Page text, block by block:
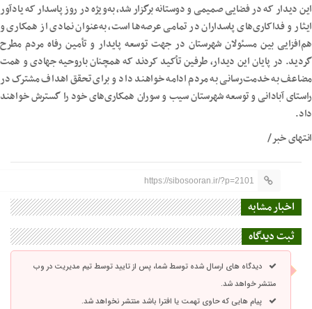
این دیدار که در فضایی صمیمی و دوستانه برگزار شد، به‌ویژه در روز پاسدار که یادآور
ایثار و فداکاری‌های پاسداران در تمامی عرصه‌ها است، به‌عنوان نمادی از همکاری و
هم‌افزایی بین مسئولان شهرستان در جهت توسعه پایدار و تأمین رفاه مردم مطرح
گردید. در پایان این دیدار، طرفین تأکید کردند که همچنان باروحیه جهادی و همت
مضاعف به خدمت‌رسانی به مردم ادامه خواهند داد و برای تحقق اهداف مشترک در
راستای آبادانی و توسعه شهرستان سیب و سوران همکاری‌های خود را گسترش خواهند
داد.
انتهای خبر/
https://sibosooran.ir/?p=2101
اخبار مشابه
ثبت دیدگاه
دیدگاه های ارسال شده توسط شما، پس از تایید توسط تیم مدیریت در وب
منتشر خواهد شد.
پیام هایی که حاوی تهمت یا افترا باشد منتشر نخواهد شد.